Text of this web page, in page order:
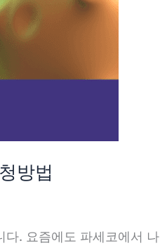
방법
. 요즘에도 파세코에서